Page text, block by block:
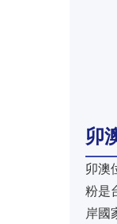
卯
卯澳
粉是
岸國